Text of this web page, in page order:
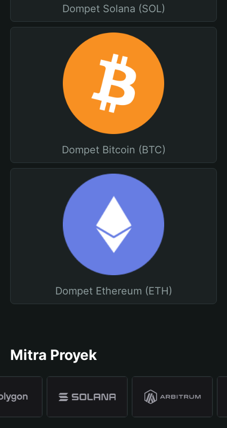
Dompet Solana (SOL)
Dompet Bitcoin (BTC)
Dompet Ethereum (ETH)
Mitra Proyek